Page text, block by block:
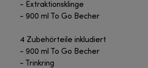
- Extraktionsklinge
- 900 ml To Go Becher
4 Zubehörteile inkludiert
- 900 ml To Go Becher
- Trinkring